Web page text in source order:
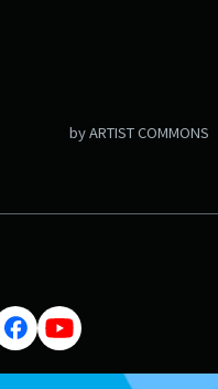
by ARTIST COMMONS